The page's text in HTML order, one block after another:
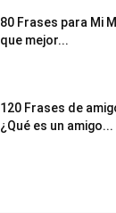
80 Frases para Mi
que mejor...
120 Frases de
¿Qué es un amigo...